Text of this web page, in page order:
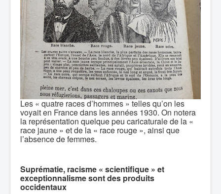
Les « quatre races d’hommes » telles qu’on les
voyait en France dans les années 1930. On notera
la représentation quelque peu caricaturale de la «
race jaune » et de la « race rouge », ainsi que
l’absence de femmes.
Suprématie, racisme « scientifique » et
exceptionnalisme sont des produits
occidentaux